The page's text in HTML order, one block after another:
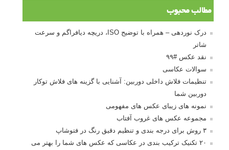
مطالب محبوب
درک نوردهی – همراه با توضیح ISO، دریچه دیافراگم و سرعت
شاتر
نقد عکس #۹۹
سوالات عکاسی
تنظیمات فلاش داخلی دوربین: آشنایی با گزینه های فلاش توکار
دوربین شما
نمونه های زیبای عکس های مفهومی
مجموعه عکس های غروب آفتاب
۳ روش برای درجه بندی و تنظیم دقیق رنگ در فتوشاپ
۲۰ تکنیک ترکیب بندی در عکاسی که عکس های شما را بهتر می